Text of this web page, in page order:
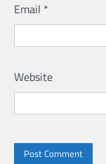
Email *
Website